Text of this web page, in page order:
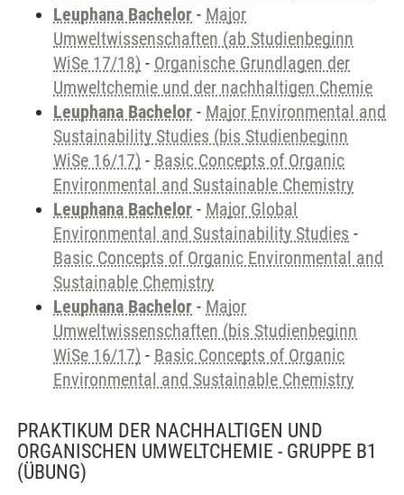
Leuphana Bachelor - Major
Umweltwissenschaften (ab Studienbeginn
WiSe 17/18) - Organische Grundlagen der
Umweltchemie und der nachhaltigen Chemie
Leuphana Bachelor - Major Environmental and
Sustainability Studies (bis Studienbeginn
WiSe 16/17) - Basic Concepts of Organic
Environmental and Sustainable Chemistry
Leuphana Bachelor - Major Global
Environmental and Sustainability Studies -
Basic Concepts of Organic Environmental and
Sustainable Chemistry
Leuphana Bachelor - Major
Umweltwissenschaften (bis Studienbeginn
WiSe 16/17) - Basic Concepts of Organic
Environmental and Sustainable Chemistry
PRAKTIKUM DER NACHHALTIGEN UND
ORGANISCHEN UMWELTCHEMIE - GRUPPE B1
(ÜBUNG)